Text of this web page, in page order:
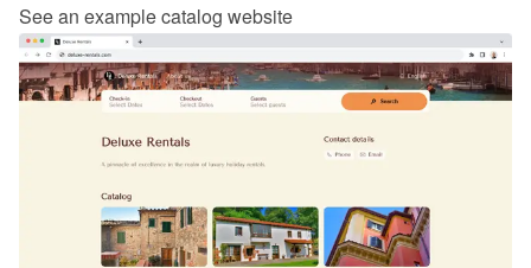
See an example catalog website